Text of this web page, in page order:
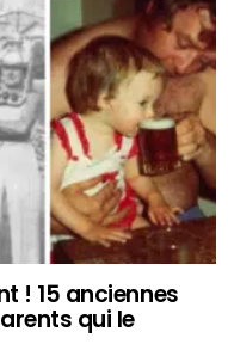
! 15 anciennes
qui le